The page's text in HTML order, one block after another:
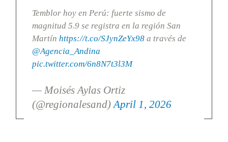
Temblor hoy en Perú: fuerte sismo de
magnitud 5.9 se registra en la región San
Martín https://t.co/SJynZeYx98a través de
@Agencia_Andina
pic.twitter.com/6n8N7t3l3M
— Moisés Aylas Ortiz
(@regionalesand) April 1, 2026